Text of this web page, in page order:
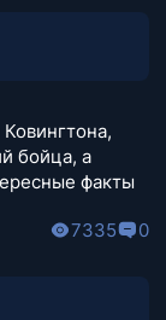
бойца, а
факты
7335 0